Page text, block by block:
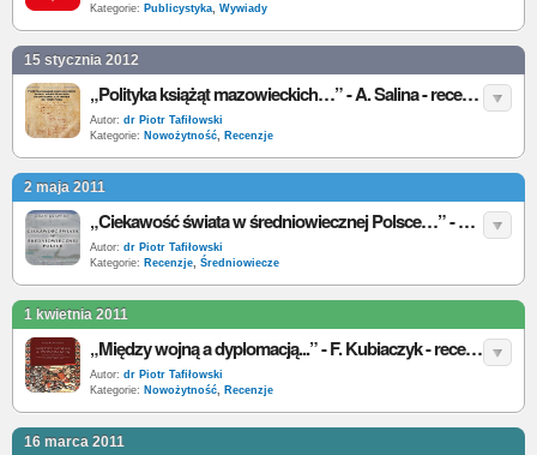
Kategorie: Publicystyka, Wywiady
15 stycznia 2012
„Polityka książąt mazowieckich…” - A. Salina - recenzja
Autor: dr Piotr Tafiłowski
Kategorie: Nowożytność, Recenzje
2 maja 2011
„Ciekawość świata w średniowiecznej Polsce…” - A. Krawiec - recenzja
Autor: dr Piotr Tafiłowski
Kategorie: Recenzje, Średniowiecze
1 kwietnia 2011
„Między wojną a dyplomacją...” - F. Kubiaczyk - recenzja
Autor: dr Piotr Tafiłowski
Kategorie: Nowożytność, Recenzje
16 marca 2011